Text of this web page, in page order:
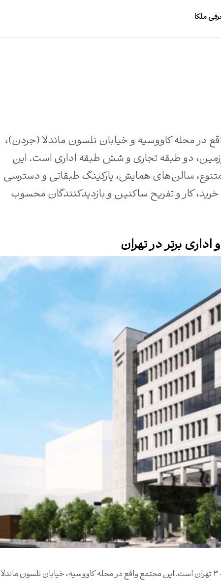
ملکا
آفریقا در منطقه ۳ تهران، واقع در محله کاووسیه و خیابان نلسون ماندلا (جردن)،
پنج طبقه زیرزمین، دو طبقه تجاری و شش طبقه اداری است. این
سالن‌های همایش، پارکینگ طبقاتی و دسترسی
کار و تفریح ساکنین و بازدیدکنندگان محسوب
برتر در تهران
مجتمع تجاری-اداری آفریقا، یکی از پروژه‌های برجسته در منطقه ۳ تهران است. این مجتمع واقع در محله کاووسیه، خیابان نلسون ماندلا